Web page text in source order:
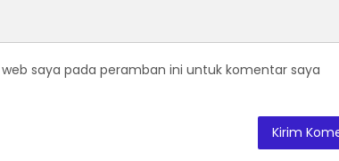
saya pada peramban ini untuk komentar saya